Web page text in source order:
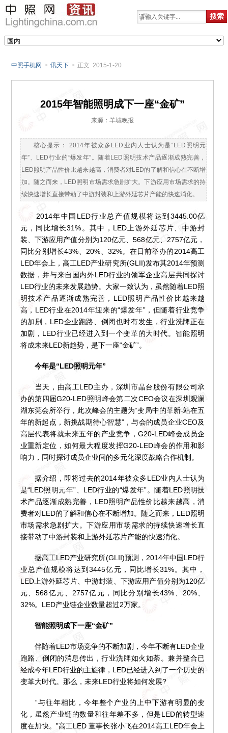
中照手机网 > 讯天下 > 正文 2015-1-20
2015年智能照明成下一座“金矿”
来源：羊城晚报
核心提示： 2014年被众多LED业内人士认为是“LED照明元
年”、LED行业的“爆发年”。随着LED照明技术产品逐渐成熟完善，
LED照明产品性价比越来越高，消费者对LED的了解和信心在不断增
加。随之而来，LED照明市场需求急剧扩大。下游应用市场需求的持
续快速增长直接带动了中游封装和上游外延芯片产能的快速消化。
2014年中国LED行业总产值规模将达到3445.00亿
元，同比增长31%。其中，LED上游外延芯片、中游封
装、下游应用产值分别为120亿元、568亿元、2757亿元，
同比分别增长43%、20%、32%。在日前举办的2014高工
LED年会上，高工LED产业研究所(GLII)发布其2014年预测
数据，并与来自国内外LED行业的领军企业高层共同探讨
LED行业的未来发展趋势。大家一致认为，虽然随着LED照
明技术产品逐渐成熟完善，LED照明产品性价比越来越
高，LED行业在2014年迎来的“爆发年”，但随着行业竞争
的加剧，LED企业跑路、倒闭也时有发生，行业洗牌正在
加剧，LED行业已经进入到一个变革的大时代。智能照明
将成未来LED新趋势，是下一座“金矿”。
今年是“LED照明元年”
当天，由高工LED主办，深圳市晶台股份有限公司承
办的第四届G20-LED照明峰会第二次CEO会议在深圳观澜
湖东莞会所举行，此次峰会的主题为“变局中的革新-站在五
年的新起点，新挑战期待心智慧”，与会的成员企业CEO及
高层代表将就未来五年的产业竞争，G20-LED峰会成员企
业重新定位，如何最大程度发挥G20-LED峰会的作用和影
响力，同时探讨成员企业间的多元化深度战略合作机制。
据介绍，即将过去的2014年被众多LED业内人士认为
是“LED照明元年”、LED行业的“爆发年”。随着LED照明技
术产品逐渐成熟完善，LED照明产品性价比越来越高，消
费者对LED的了解和信心在不断增加。随之而来，LED照明
市场需求急剧扩大。下游应用市场需求的持续快速增长直
接带动了中游封装和上游外延芯片产能的快速消化。
据高工LED产业研究所(GLII)预测，2014年中国LED行
业总产值规模将达到3445亿元，同比增长31%。其中，
LED上游外延芯片、中游封装、下游应用产值分别为120亿
元、568亿元、2757亿元，同比分别增长43%、20%、
32%。LED产业链企业数量超过2万家。
智能照明成下一座“金矿”
伴随着LED市场竞争的不断加剧，今年不断有LED企业
跑路、倒闭的消息传出，行业洗牌如火如荼。兼并整合已
经成今年LED行业的主旋律，LED已经进入到了一个历史的
变革大时代。那么，未来LED行业将如何发展?
“与往年相比，今年整个产业的上中下游有明显的变
化，虽然产业链的数量和往年差不多，但是LED的转型速
度在加快。”高工LED 董事长张小飞在2014高工LED年会上